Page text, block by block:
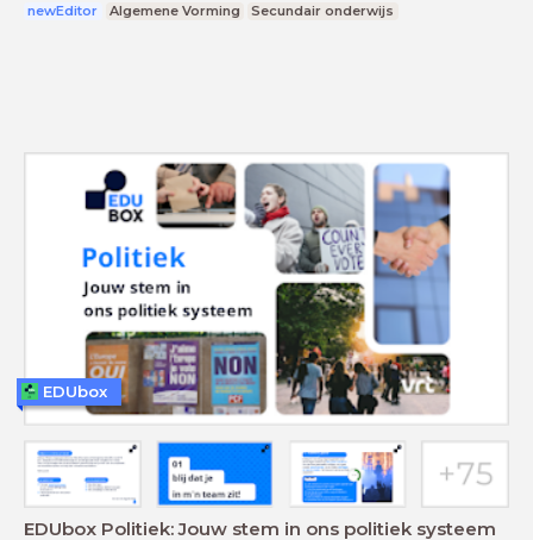
newEditor Algemene Vorming Secundair onderwijs
EDUbox Politiek: Jouw stem in ons politiek systeem
EDUbox